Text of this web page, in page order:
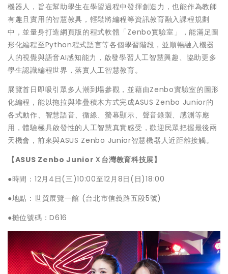
機器人，旨在幫助學生在學習過程中發揮創造力，也能作為教師
有趣且實用的智慧教具，輕鬆將編程等資訊教育融入課程規劃
中，並量身打造網頁版的程式軟體「Zenbo實驗室」，能滿足圖
形化編程至Python程式語言等各個學習階段，並順暢融入機器
人的視覺與語音AI感知能力，啟發學習人工智慧興趣、協助更多
學生認識編程世界，落實人工智慧教育。
展覽首日即吸引眾多人潮到場參觀，並藉由Zenbo實驗室的圖形
化編程，能以拖拉與堆疊積木方式完成ASUS Zenbo Junior的
各式動作、智慧語音、循線、螢幕顯示、聲音錄製、感測等應
用，體驗極具啟發性的人工智慧真實感受，歡迎民眾把握最後兩
天機會，前來與ASUS Zenbo Junior智慧機器人近距離接觸。
【ASUS Zenbo JuniorＸ台灣教育科技展】
●時間：12月4日(三)10:00至12月8日(日)18:00
●地點：世貿展覽一館 (台北市信義路五段5號)
●攤位號碼：D616